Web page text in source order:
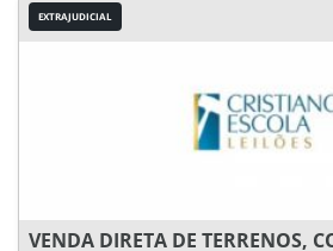
EXTRAJUDICIAL
VENDA DIRETA DE TERRENOS,